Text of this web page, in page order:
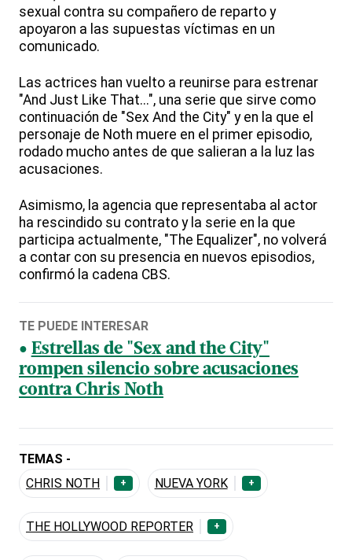
sexual contra su compañero de reparto y
apoyaron a las supuestas víctimas en un
comunicado.
Las actrices han vuelto a reunirse para estrenar
"And Just Like That...", una serie que sirve como
continuación de "Sex And the City" y en la que el
personaje de Noth muere en el primer episodio,
rodado mucho antes de que salieran a la luz las
acusaciones.
Asimismo, la agencia que representaba al actor
ha rescindido su contrato y la serie en la que
participa actualmente, "The Equalizer", no volverá
a contar con su presencia en nuevos episodios,
confirmó la cadena CBS.
TE PUEDE INTERESAR
Estrellas de "Sex and the City"
rompen silencio sobre acusaciones
contra Chris Noth
TEMAS -
CHRIS NOTH
+ NUEVA YORK +
THE HOLLYWOOD REPORTER +